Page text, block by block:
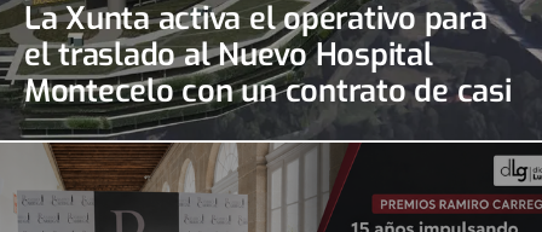
La Xunta activa el operativo para
el traslado al Nuevo Hospital
Montecelo con un contrato de casi
690.000 euros